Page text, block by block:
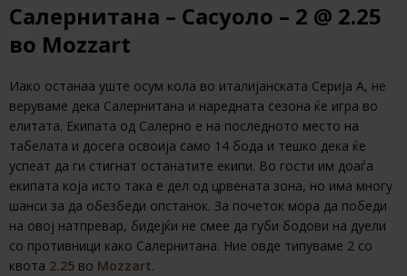
Салернитана – Сасуоло – 2 @ 2.25
во Mozzart
Иако останаа уште осум кола во италијанската Серија А, не
веруваме дека Салернитана и наредната сезона ќе игра во
елитата. Екипата од Салерно е на последното место на
табелата и досега освоија само 14 бода и тешко дека ќе
успеат да ги стигнат останатите екипи. Во гости им доаѓа
екипата која исто така е дел од црвената зона, но има многу
шанси за да обезбеди опстанок. За почеток мора да победи
на овој натпревар, бидејќи не смее да губи бодови на дуели
со противници како Салернитана. Ние овде типуваме 2 со
квота 2.25 во Mozzart.